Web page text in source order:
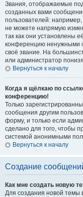
Звания, отображаемые
созданных вами
пользователей:
не можете напрямую
так как они установлены
конференцию ненужными
своё звание. На
или администратор
Вернуться к началу
Когда я щёлкаю по
конференцию!
Только
сообщения другим
форму, и только если
сделано для того, чтобы
системой анонимными
Вернуться к началу
Создание
Как мне создать новую
Для создания новой темы